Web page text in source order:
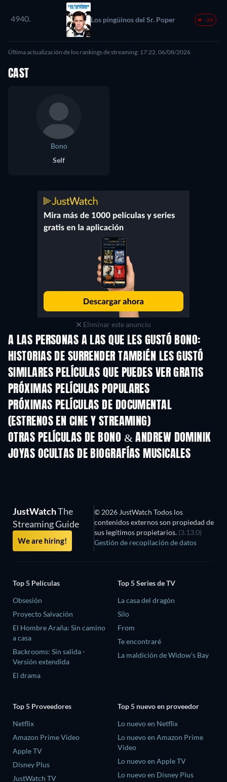
4940. Los pingüinos del Sr. Poper -34
Última actualización de los rankings de streaming: 17:22, 06/08/2026
CAST
Bono
Self
Eliminar este anuncio
A LAS PERSONAS A LAS QUE LES GUSTÓ BONO:
HISTORIAS DE SURRENDER TAMBIÉN LES GUSTÓ
SIMILARES PELÍCULAS QUE PUEDES VER GRATIS
PRÓXIMAS PELÍCULAS POPULARES
PRÓXIMAS PELÍCULAS DE DOCUMENTAL
(ESTRENOS EN CINE Y STREAMING)
OTRAS PELÍCULAS DE BONO & ANDREW DOMINIK
JOYAS OCULTAS DE BIOGRAFÍAS MUSICALES
JustWatchThe
Streaming Guide
We are hiring!
© 2026 JustWatch Todos los
contenidos externos son propiedad de
sus legítimos propietarios. (3.13.0)
Gestión de recopilación de datos
Top 5 Películas
Obsesión
Proyecto Salvación
El Hombre Araña: Sin camino
a casa
Backrooms: Sin salida -
Versión extendida
El drama
Top 5 Series de TV
La casa del dragón
Silo
From
Te encontraré
La maldición de Widow's Bay
Top 5 Proveedores
Netflix
Amazon Prime Video
Apple TV
Disney Plus
JustWatch TV
Top 5 nuevo en proveedor
Lo nuevo en Netflix
Lo nuevo en Amazon Prime
Video
Lo nuevo en Apple TV
Lo nuevo en Disney Plus